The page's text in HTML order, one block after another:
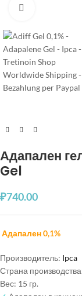
Адапален
Gel
₽740.00
Адапален 0,1%
Производитель: Ipca
Страна
Вес: 15 гр.